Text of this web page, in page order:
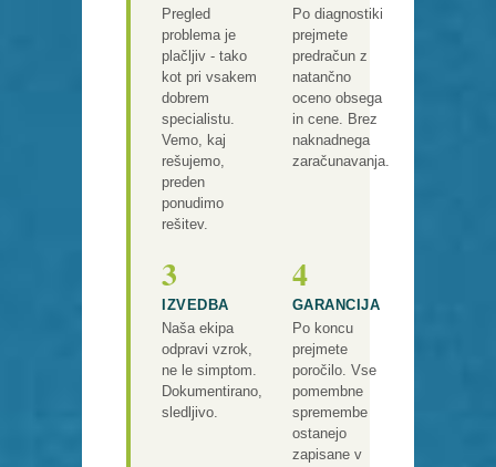
Pregled
problema je
plačljiv - tako
kot pri vsakem
dobrem
specialistu.
Vemo, kaj
rešujemo,
preden
ponudimo
rešitev.
Po diagnostiki
prejmete
predračun z
natančno
oceno obsega
in cene. Brez
naknadnega
zaračunavanja.
3
IZVEDBA
Naša ekipa
odpravi vzrok,
ne le simptom.
Dokumentirano,
sledljivo.
4
GARANCIJA
Po koncu
prejmete
poročilo. Vse
pomembne
spremembe
ostanejo
zapisane v